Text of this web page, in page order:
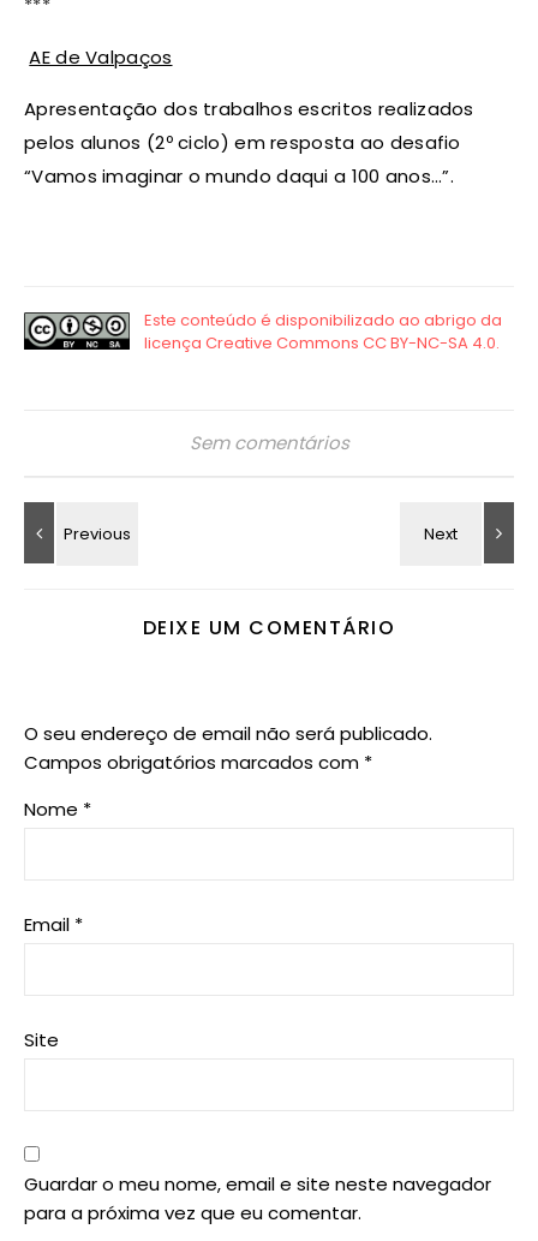
***
AE de Valpaços
Apresentação dos trabalhos escritos realizados
pelos alunos (2º ciclo) em resposta ao desafio
“Vamos imaginar o mundo daqui a 100 anos…”.
Sem comentários
DEIXE UM COMENTÁRIO
O seu endereço de email não será publicado.
Campos obrigatórios marcados com *
Nome *
Email *
Site
Guardar o meu nome, email e site neste navegador
para a próxima vez que eu comentar.